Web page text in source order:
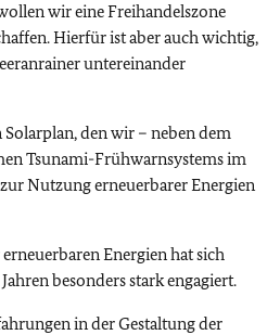
wir eine Freihandelszone
Hierfür ist aber auch wichtig,
untereinander
den wir – neben dem
Tsunami-Frühwarnsystems im
Nutzung erneuerbarer Energien
Energien hat sich
besonders stark engagiert.
in der Gestaltung der